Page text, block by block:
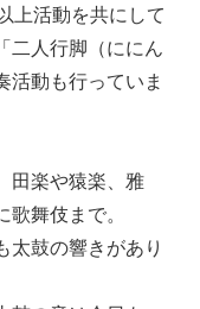
上活動を共にして
二人行脚（ににん
活動も行っていま
田楽や猿楽、雅
舞伎まで。
太鼓の響きがあり